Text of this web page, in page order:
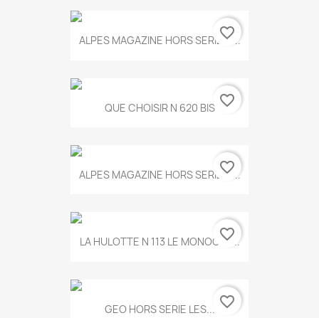
ALPES MAGAZINE HORS SERIE N...
favorite_border
QUE CHOISIR N 620 BIS favorite_border
ALPES MAGAZINE HORS SERIE N...
favorite_border
LA HULOTTE N 113 LE MONOCLE...
favorite_border
GEO HORS SERIE LES... favorite_border